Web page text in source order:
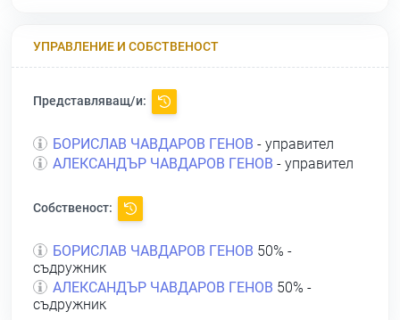
УПРАВЛЕНИЕ И СОБСТВЕНОСТ
Представляващ/и:
БОРИСЛАВ ЧАВДАРОВ ГЕНОВ - управител
АЛЕКСАНДЪР ЧАВДАРОВ ГЕНОВ - управител
Собственост:
БОРИСЛАВ ЧАВДАРОВ ГЕНОВ 50% -
съдружник
АЛЕКСАНДЪР ЧАВДАРОВ ГЕНОВ 50% -
съдружник